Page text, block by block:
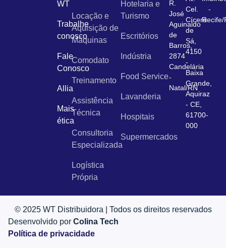
WT
Trabalhe
conosco
Fale
Conosco
Allia
Mais
ética
Locação e
Aquisição de
Máquinas
Comodato
Treinamento
Assistência
Técnica
Consultoria
Especializada
Logística
Própria
Hotelaria e
Turismo
Escritórios
Indústria
Food Service
Lavanderia
Hospitais
Supermercados
R.
José
Aguinaldo
de
Barros,
2874
Candelária
-
Natal/RN
Cel.
Cícero
de
Sá,
4150
-
Baixa
Grande,
Aquiraz
- CE,
61700-
000
-
Recife/
© 2025 WT Distribuidora | Todos os direitos reservados
Desenvolvido por Colina Tech
Política de privacidade